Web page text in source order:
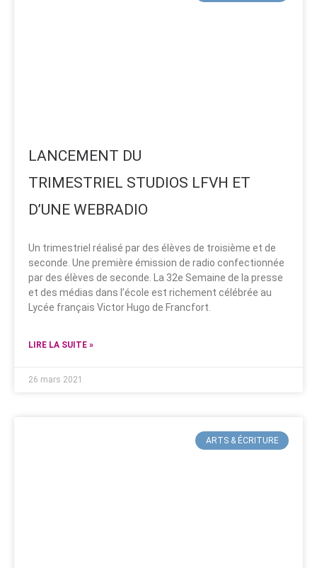
LANCEMENT DU
TRIMESTRIEL STUDIOS LFVH ET
D’UNE WEBRADIO
Un trimestriel réalisé par des élèves de troisième et de
seconde. Une première émission de radio confectionnée
par des élèves de seconde. La 32e Semaine de la presse
et des médias dans l’école est richement célébrée au
Lycée français Victor Hugo de Francfort.
LIRE LA SUITE »
26 mars 2021
ARTS & ÉCRITURE